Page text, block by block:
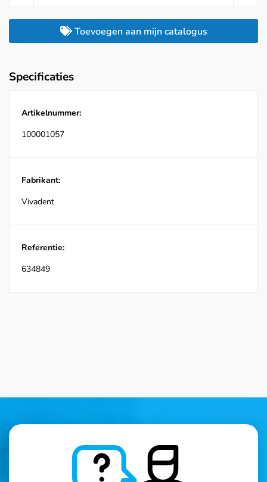
Toevoegen aan mijn catalogus
Specificaties
Artikelnummer:
100001057
Fabrikant:
Vivadent
Referentie:
634849